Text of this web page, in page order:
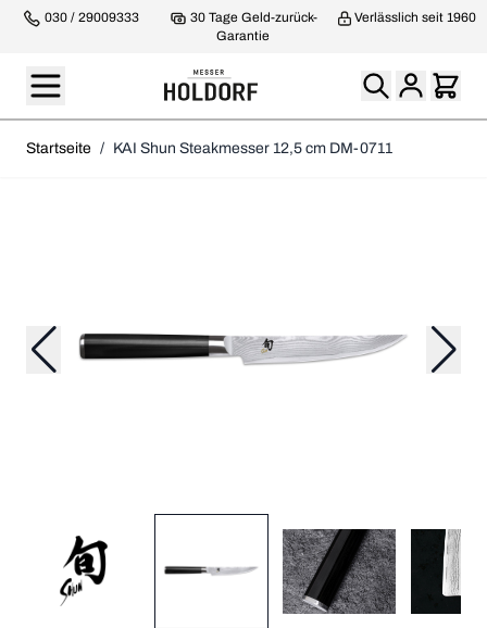
030 / 29009333
30 Tage Geld-zurück-
Garantie
Verlässlich seit 1960
Startseite / KAI Shun Steakmesser 12,5 cm DM-0711